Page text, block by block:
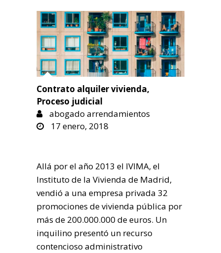
Contrato alquiler vivienda,
Proceso judicial
abogado arrendamientos
17 enero, 2018
Allá por el año 2013 el IVIMA, el
Instituto de la Vivienda de Madrid,
vendió a una empresa privada 32
promociones de vivienda pública por
más de 200.000.000 de euros. Un
inquilino presentó un recurso
contencioso administrativo